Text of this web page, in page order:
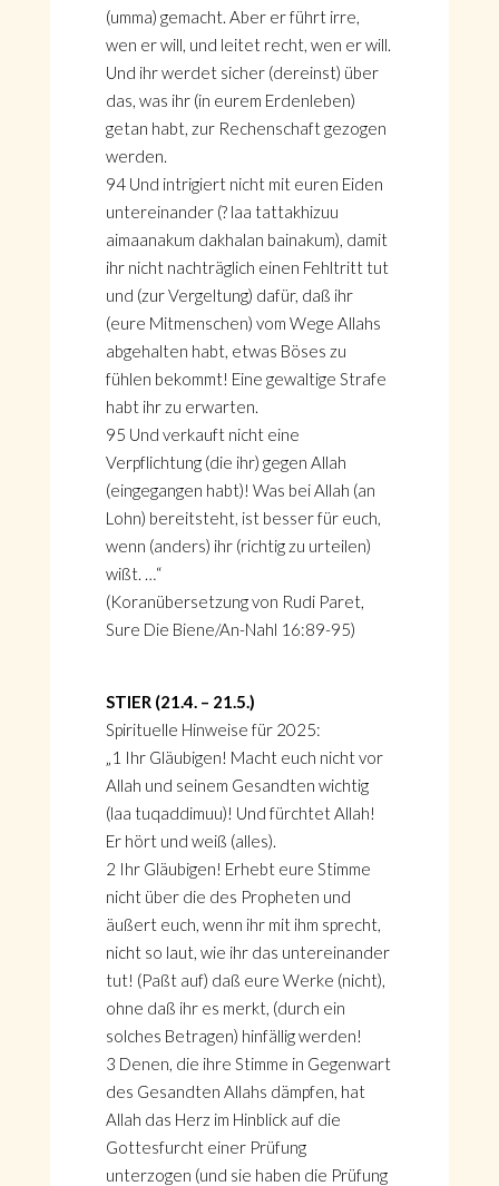
(umma) gemacht. Aber er führt irre,
wen er will, und leitet recht, wen er will.
Und ihr werdet sicher (dereinst) über
das, was ihr (in eurem Erdenleben)
getan habt, zur Rechenschaft gezogen
werden.
94 Und intrigiert nicht mit euren Eiden
untereinander (? laa tattakhizuu
aimaanakum dakhalan bainakum), damit
ihr nicht nachträglich einen Fehltritt tut
und (zur Vergeltung) dafür, daß ihr
(eure Mitmenschen) vom Wege Allahs
abgehalten habt, etwas Böses zu
fühlen bekommt! Eine gewaltige Strafe
habt ihr zu erwarten.
95 Und verkauft nicht eine
Verpflichtung (die ihr) gegen Allah
(eingegangen habt)! Was bei Allah (an
Lohn) bereitsteht, ist besser für euch,
wenn (anders) ihr (richtig zu urteilen)
wißt. …“
(Koranübersetzung von Rudi Paret,
Sure Die Biene/An-Nahl 16:89-95)
STIER (21.4. – 21.5.)
Spirituelle Hinweise für 2025:
„1 Ihr Gläubigen! Macht euch nicht vor
Allah und seinem Gesandten wichtig
(laa tuqaddimuu)! Und fürchtet Allah!
Er hört und weiß (alles).
2 Ihr Gläubigen! Erhebt eure Stimme
nicht über die des Propheten und
äußert euch, wenn ihr mit ihm sprecht,
nicht so laut, wie ihr das untereinander
tut! (Paßt auf) daß eure Werke (nicht),
ohne daß ihr es merkt, (durch ein
solches Betragen) hinfällig werden!
3 Denen, die ihre Stimme in Gegenwart
des Gesandten Allahs dämpfen, hat
Allah das Herz im Hinblick auf die
Gottesfurcht einer Prüfung
unterzogen (und sie haben die Prüfung